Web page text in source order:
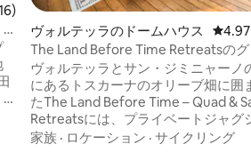
件、5つ星中4.99つ星の平均評価
ヴォルテッラのドームハウス レビ
The Land Before Time Retreatsのグ
ンドーム
ヴォルテッラとサン・ジミニャーノ
にあるトスカーナのオリーブ畑に囲
たThe Land Before Time – Quad &
Retreatsには、プライベートジャグ
ー、専用バスルーム、エアコン、Wi-
家族 · ロケーション · サイクリング